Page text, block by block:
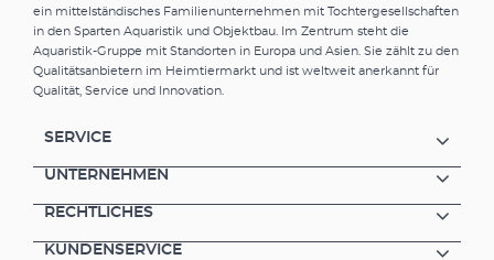
ein mittelständisches Familienunternehmen mit Tochtergesellschaften
in den Sparten Aquaristik und Objektbau. Im Zentrum steht die
Aquaristik-Gruppe mit Standorten in Europa und Asien. Sie zählt zu den
Qualitätsanbietern im Heimtiermarkt und ist weltweit anerkannt für
Qualität, Service und Innovation.
SERVICE
UNTERNEHMEN
RECHTLICHES
KUNDENSERVICE